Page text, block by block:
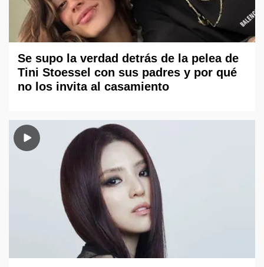
Se supo la verdad detrás de la pelea de
Tini Stoessel con sus padres y por qué
no los invita al casamiento